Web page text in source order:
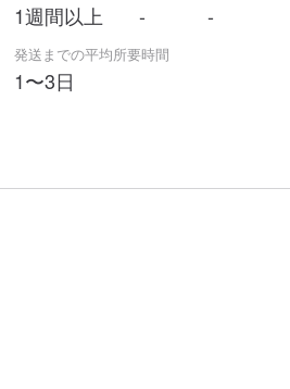
1週間以上 - -
発送までの平均所要時間
1〜3日